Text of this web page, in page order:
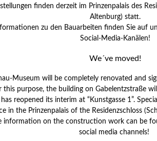
finden derzeit im Prinzenpalais des
Altenburg) statt.
zu den Bauarbeiten finden Sie auf
Social-Media-Kanälen!
We´ve moved!
Museum will be completely renovated and
this purpose, the building on Gabelentzstraße
reopened its interim at “Kunstgasse 1”.
in the Prinzenpalais of the Residenzschloss
information on the construction work can be
social media channels!